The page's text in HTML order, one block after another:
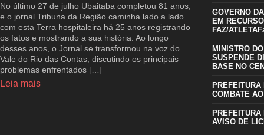
No último 27 de julho Ubaitaba completou 81 anos,
e o jornal Tribuna da Região caminha lado a lado
com esta Terra hospitaleira há 25 anos registrando
os fatos e mostrando a sua história. Ao longo
desses anos, o Jornal se transformou na voz do
Vale do Rio das Contas, discutindo os principais
problemas enfrentados […]
Leia mais
GOVERNO
EM
FAZ/
MINISTRO
SUSPENDE
BASE NO
COMBATE
AVISO DE